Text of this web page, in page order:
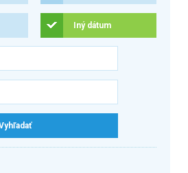
Iný dátum